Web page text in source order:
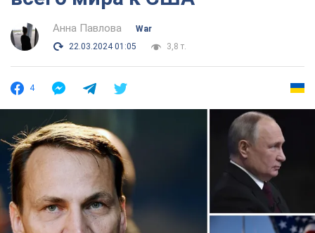
Анна Павлова
War
22.03.2024 01:05
3,8 т.
4